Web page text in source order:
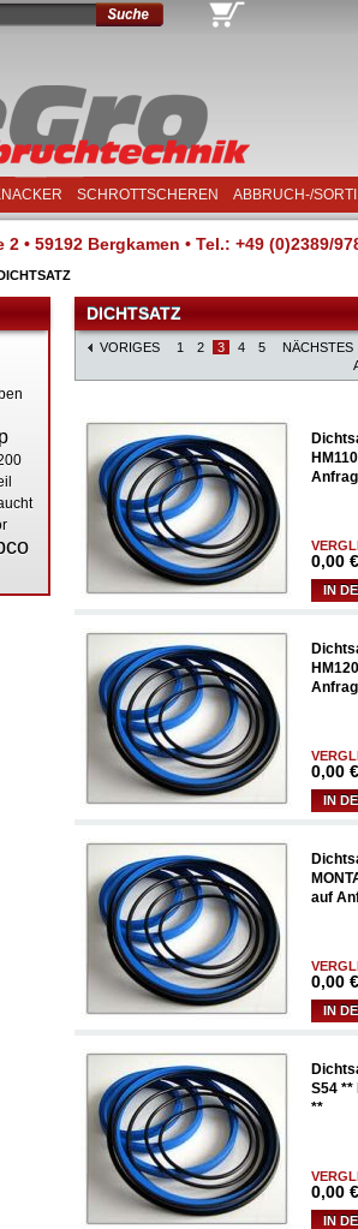
SCHROTTSCHEREN ABBRUCH-/
• 59192 Bergkamen • Tel.: +49 (0)2389/
DICHTSATZ
VORIGES 1 2 3 4 5
NÄCHSTES
0,00
IN
0,00
IN
auf
0,00
IN
S54 **
**
0,00
IN